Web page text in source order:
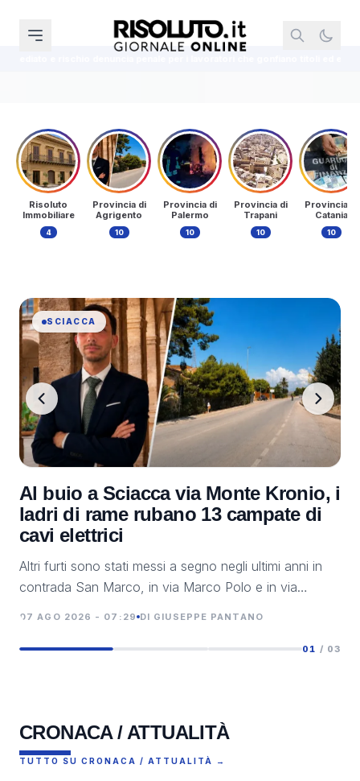
Risoluto
Immobiliare
4
Provincia di
Agrigento
10
Provincia di
Palermo
10
Provincia di
Trapani
10
Provincia di
Catania
10
SCIACCA
Al buio a Sciacca via Monte Kronio, i
ladri di rame rubano 13 campate di
cavi elettrici
Altri furti sono stati messi a segno negli ultimi anni in
contrada San Marco, in via Marco Polo e in via
07 AGO 2026 - 07:29 DI GIUSEPPE PANTANO
01 / 03
CRONACA / ATTUALITÀ
TUTTO SU CRONACA / ATTUALITÀ →